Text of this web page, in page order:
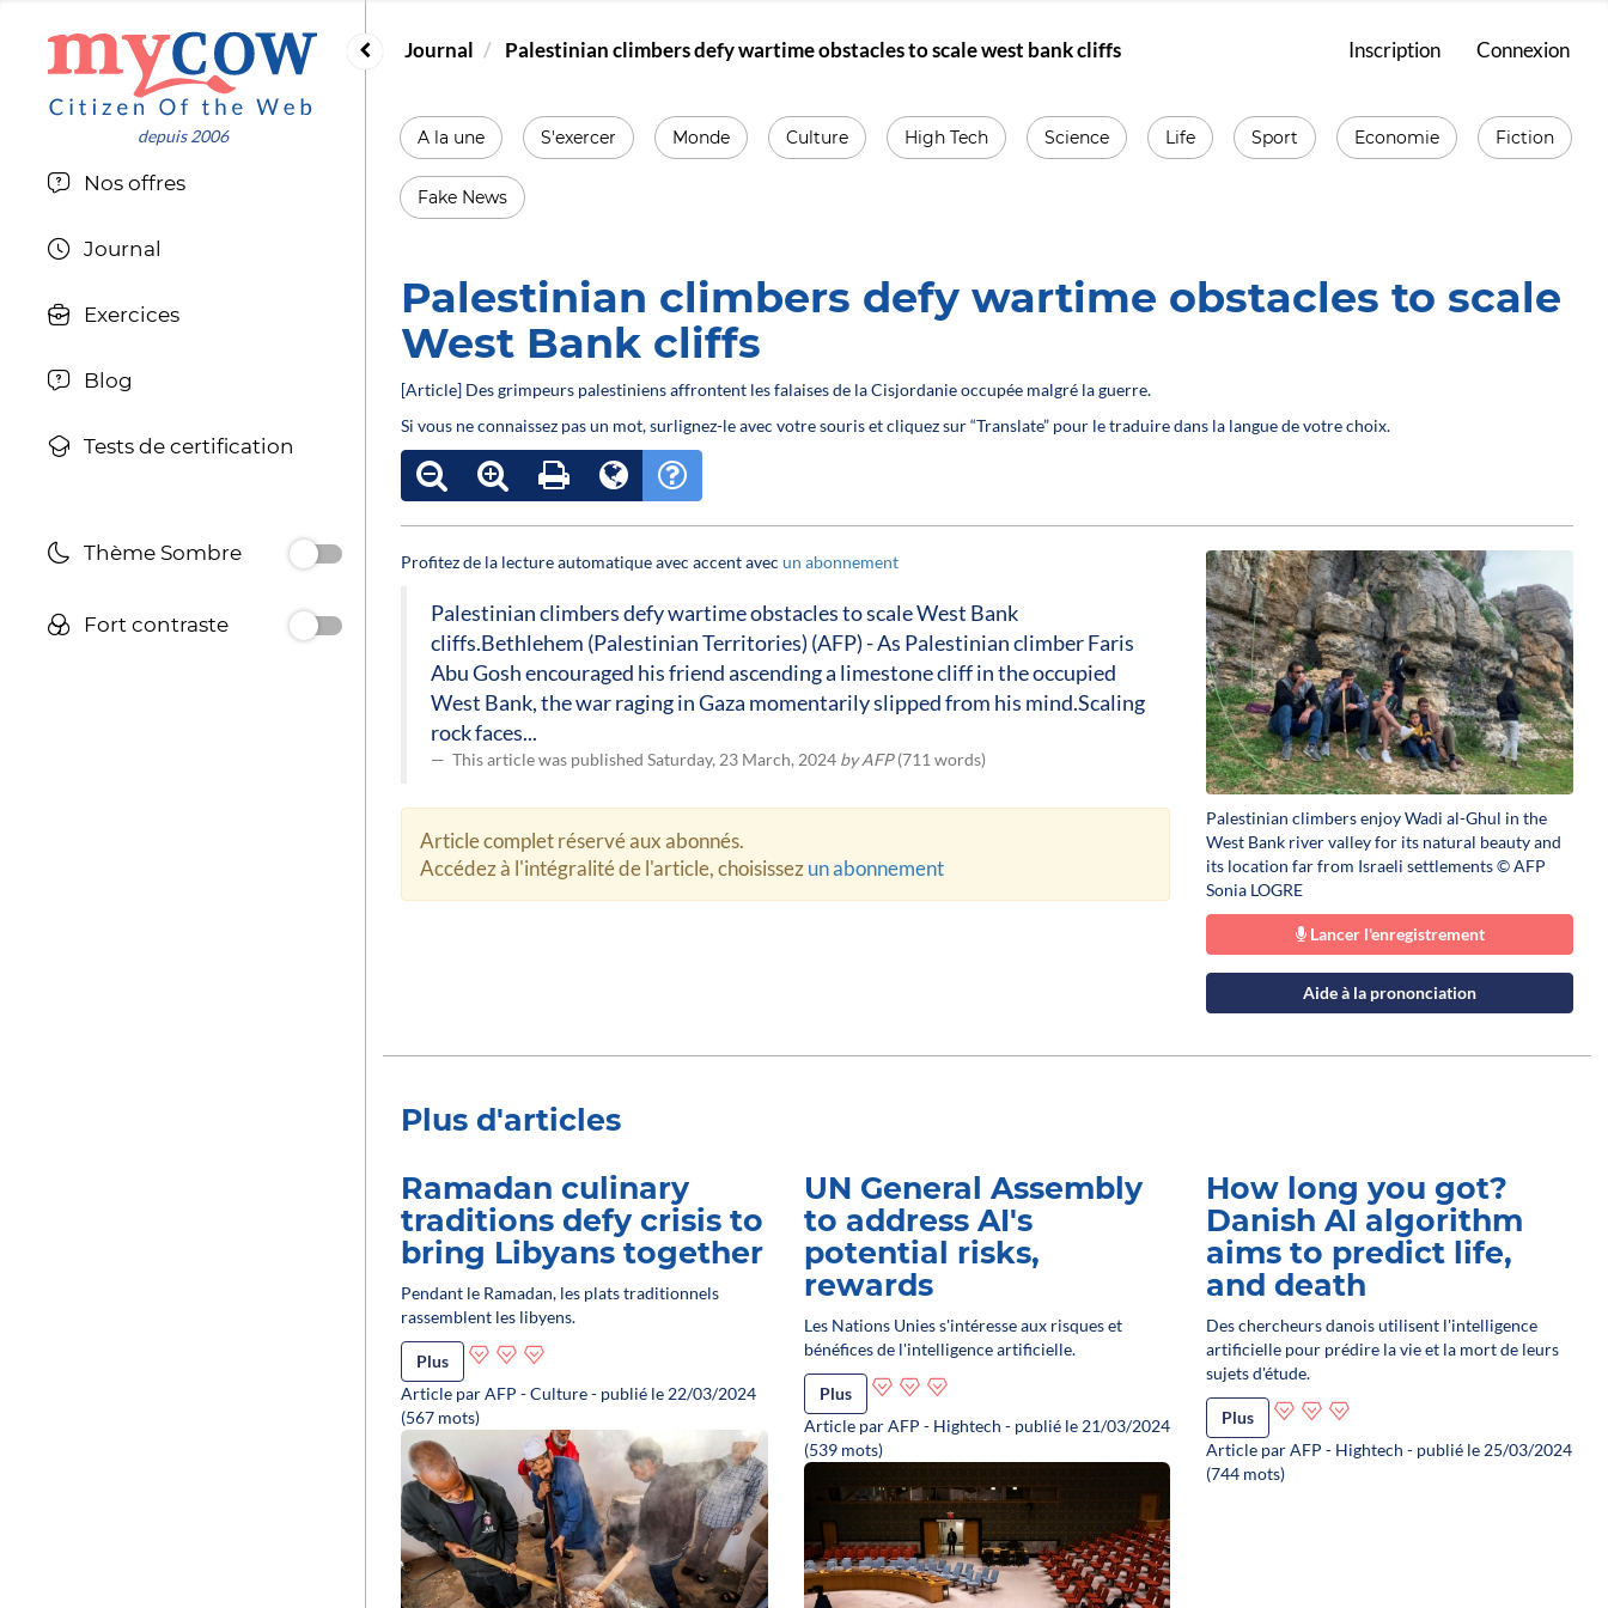
Nos offres
Journal
Exercices
Blog
Tests de certification
Thème Sombre
Fort contraste
Journal Palestinian climbers defy wartime obstacles to scale west bank cliffs Inscription Connexion
A la une S'exercer Monde Culture High Tech Science Life Sport Economie Fiction
Fake News
Palestinian climbers defy wartime obstacles to scale
West Bank cliffs
[Article] Des grimpeurs palestiniens affrontent les falaises de la Cisjordanie occupée malgré la guerre.
Si vous ne connaissez pas un mot, surlignez-le avec votre souris et cliquez sur “Translate” pour le traduire dans la langue de votre choix.
Profitez de la lecture automatique avec accent avecun abonnement
Palestinian climbers defy wartime obstacles to scale West Bank
cliffs.Bethlehem (Palestinian Territories) (AFP) - As Palestinian climber Faris
Abu Gosh encouraged his friend ascending a limestone cliff in the occupied
West Bank, the war raging in Gaza momentarily slipped from his mind.Scaling
rock faces...
This article was published Saturday, 23 March, 2024 by AFP(711 words)
Article complet réservé aux abonnés.
Accédez à l'intégralité de l'article, choisissezun abonnement
Palestinian climbers enjoy Wadi al-Ghul in the
West Bank river valley for its natural beauty and
its location far from Israeli settlements © AFP
Sonia LOGRE
Lancer l'enregistrement
Aide à la prononciation
Plus d'articles
Ramadan culinary
traditions defy crisis to
bring Libyans together
Pendant le Ramadan, les plats traditionnels
rassemblent les libyens.
Plus
Article par AFP - Culture - publié le 22/03/2024
(567 mots)
UN General Assembly
to address AI's
potential risks,
rewards
Les Nations Unies s'intéresse aux risques et
bénéfices de l'intelligence artificielle.
Plus
Article par AFP - Hightech - publié le 21/03/2024
(539 mots)
How long you got?
Danish AI algorithm
aims to predict life,
and death
Des chercheurs danois utilisent l'intelligence
artificielle pour prédire la vie et la mort de leurs
sujets d'étude.
Plus
Article par AFP - Hightech - publié le 25/03/2024
(744 mots)